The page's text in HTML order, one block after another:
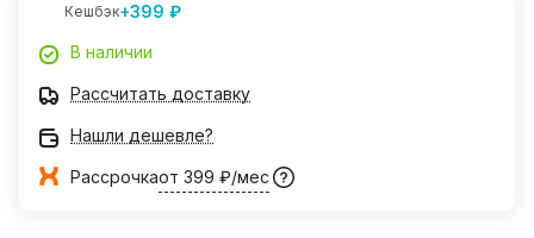
Кешбэк+399 ₽
В наличии
Рассчитать доставку
Нашли дешевле?
Рассрочкаот 399 ₽/мес